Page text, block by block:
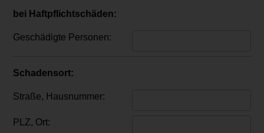
bei Haftpflichtschäden:
Geschädigte Personen:
Schadensort:
Straße, Hausnummer:
PLZ, Ort: